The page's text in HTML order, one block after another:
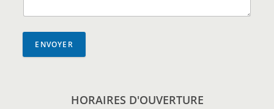
ENVOYER
HORAIRES D'OUVERTURE